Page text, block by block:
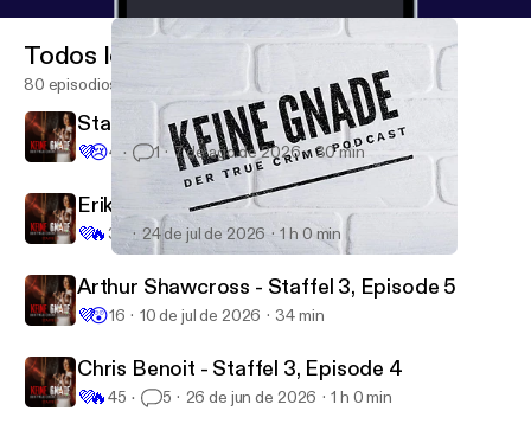
Keine Gnade
Todos los episodios
80 episodios
Staffel 3, Episode 7: Frauke Liebs
💜😢4 1 7 de ago de 2026 30 min
Erika & BJ Sifrit - Staffel 3, Episode 6
💜🔥 32 24 de jul de 2026 1 h 0 min
Arthur Shawcross - Staffel 3, Episode 5
💜😲16 10 de jul de 2026 34 min
Chris Benoit - Staffel 3, Episode 4
💜🔥45 5 26 de jun de 2026 1 h 0 min